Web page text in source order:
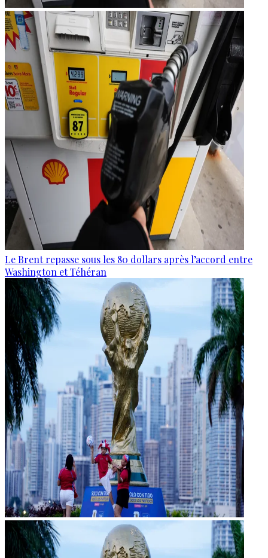
Le Brent repasse sous les 80 dollars après l’accord entre
Washington et Téhéran